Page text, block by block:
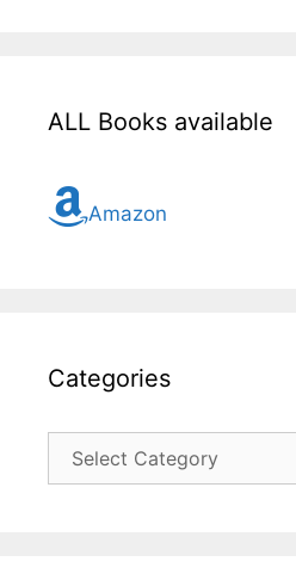
ALL Books available
Amazon
Categories